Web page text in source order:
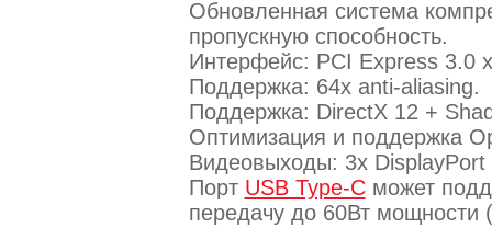
Обновленная система
пропускную способность.
Интерфейс: PCI Express 3.0
Поддержка: 64x anti-aliasing.
Поддержка: DirectX 12 +
Оптимизация и поддержка
Видеовыходы: 3х
Порт USB Type-Cможет
передачу до 60Вт мощности